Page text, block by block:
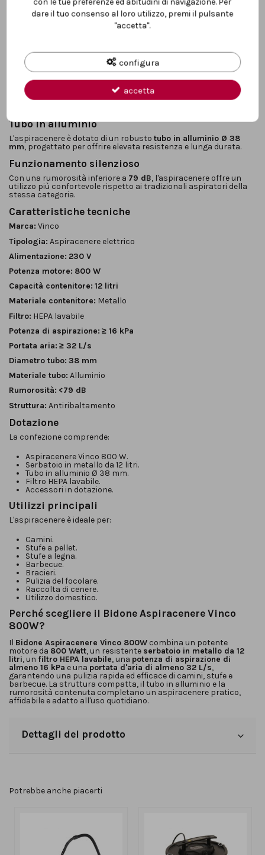
Filtro HEPA lavabile
trattiene efficacemente anche le particelle
Il filtro può essere facilmente lavato e riutilizzato, contribuendo
a ridurre i costi di manutenzione.
Struttura stabile e sicura
La struttura compatta con designantiribaltamento
garantisce
maggiore stabilità durante l'utilizzo, migliorando sicurezza e
Tubo in alluminio
L'aspiracenere è dotato di un robusto tubo in alluminio Ø 38
mm, progettato per offrire elevata resistenza e lunga durata.
Funzionamento silenzioso
Con una rumorosità inferiore a 79 dB, l'aspiracenere offre un
utilizzo più confortevole rispetto ai tradizionali aspiratori della
stessa categoria.
Caratteristiche tecniche
Marca: Vinco
Tipologia: Aspiracenere elettrico
Alimentazione: 230 V
Potenza motore: 800 W
Capacità contenitore: 12 litri
Materiale contenitore: Metallo
Filtro: HEPA lavabile
Potenza di aspirazione: ≥ 16 kPa
Portata aria: ≥ 32 L/s
Diametro tubo: 38 mm
Materiale tubo: Alluminio
Rumorosità: <79 dB
Struttura: Antiribaltamento
Dotazione
La confezione comprende:
Aspiracenere Vinco 800 W.
Serbatoio in metallo da 12 litri.
Tubo in alluminio Ø 38 mm.
Filtro HEPA lavabile.
Accessori in dotazione.
Utilizzi principali
L'aspiracenere è ideale per:
Camini.
Stufe a pellet.
Stufe a legna.
Barbecue.
Bracieri.
Pulizia del focolare.
Raccolta di cenere.
Utilizzo domestico.
Perché scegliere il Bidone Aspiracenere Vinco
800W?
Il Bidone Aspiracenere Vinco 800W combina un potente
motore da 800 Watt, un resistente serbatoio in metallo da 12
litri, un filtro HEPA lavabile, una potenza di aspirazione di
almeno 16 kPa e una portata d'aria di almeno 32 L/s,
garantendo una pulizia rapida ed efficace di camini, stufe e
barbecue. La struttura compatta, il tubo in alluminio e la
rumorosità contenuta completano un aspiracenere pratico,
affidabile e adatto all'uso quotidiano.
Dettagli del prodotto
Potrebbe anche piacerti
dare il tuo consenso al loro utilizzo, premi il pulsante
"accetta".
configura
accetta